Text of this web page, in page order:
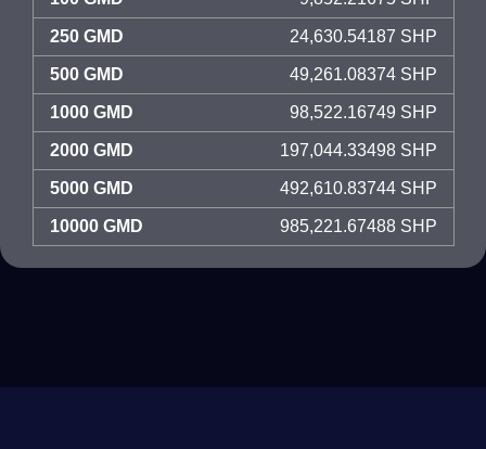
250 GMD 24,630.54187 SHP
500 GMD 49,261.08374 SHP
1000 GMD 98,522.16749 SHP
2000 GMD 197,044.33498 SHP
5000 GMD 492,610.83744 SHP
10000 GMD 985,221.67488 SHP